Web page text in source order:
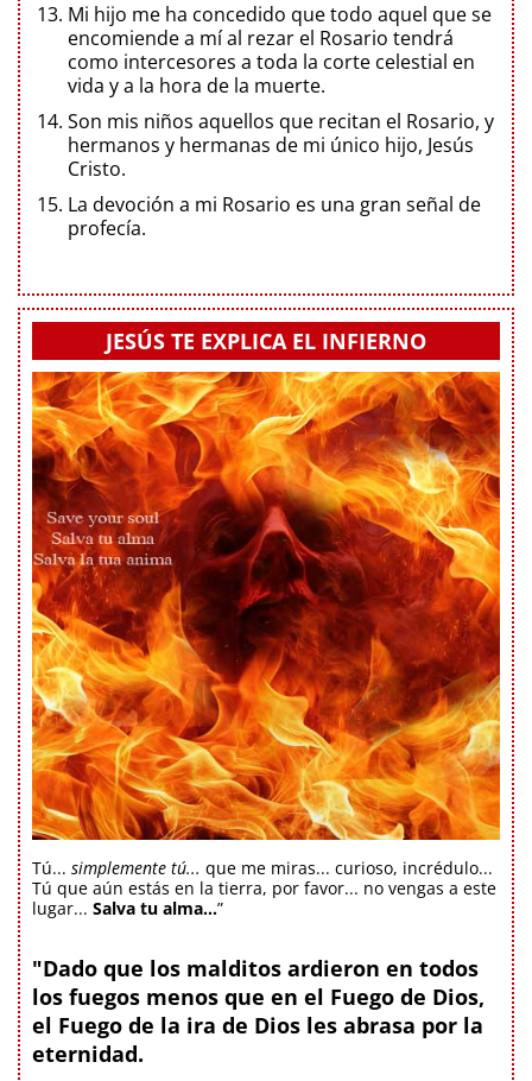
Mi hijo me ha concedido que todo aquel que se
encomiende a mí al rezar el Rosario tendrá
como intercesores a toda la corte celestial en
vida y a la hora de la muerte.
Son mis niños aquellos que recitan el Rosario, y
hermanos y hermanas de mi único hijo, Jesús
Cristo.
La devoción a mi Rosario es una gran señal de
profecía.
JESÚS TE EXPLICA EL INFIERNO
Tú... simplemente tú... que me miras... curioso, incrédulo...
Tú que aún estás en la tierra, por favor... no vengas a este
lugar... Salva tu alma...”
"Dado que los malditos ardieron en todos
los fuegos menos que en el Fuego de Dios,
el Fuego de la ira de Dios les abrasa por la
eternidad.